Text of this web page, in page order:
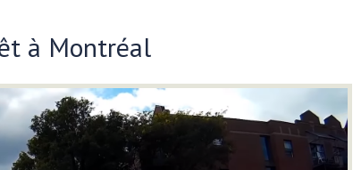
à Montréal